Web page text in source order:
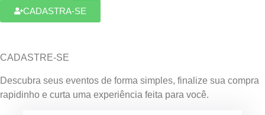
CADASTRA-SE
CADASTRE-SE
Descubra seus eventos de forma simples, finalize sua compra
rapidinho e curta uma experiência feita para você.